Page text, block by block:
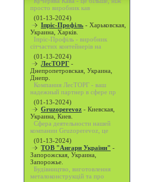
просто виробник кав
(01-13-2024)
Іпріс-Профіль - Харьковская,
Украина, Харків.
Іпріс-Профіль - виробник
сітчастих контейнерів на
(01-13-2024)
ЛесТОРГ -
Днепропетровская, Украина,
Днепр.
Компания ЛесТОРГ - ваш
надежный партнер в сфере пр
(01-13-2024)
Gruzoperevoz - Киевская,
Украина, Киев.
Сфера деятельности нашей
компании Gruzoperevoz, це
(01-13-2024)
ТОВ "Ангари України" -
Запорожская, Украина,
Запорожье.
Будівництво, виготовлення
металоконструкцій та про